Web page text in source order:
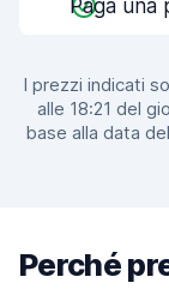
Paga una
I prezzi indicati
alle 18:21 del
base alla data
Perché